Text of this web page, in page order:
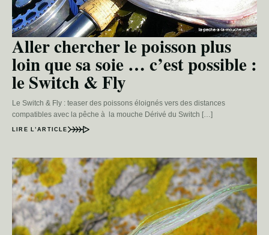
Aller chercher le poisson plus
loin que sa soie … c’est possible :
le Switch & Fly
Le Switch & Fly : teaser des poissons éloignés vers des distances
compatibles avec la pêche à la mouche Dérivé du Switch […]
LIRE L’ARTICLE